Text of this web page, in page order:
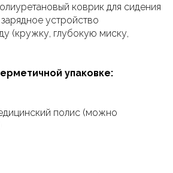
коврик для сидения
устройство
(кружку, глубокую миску,
упаковке:
полис (можно